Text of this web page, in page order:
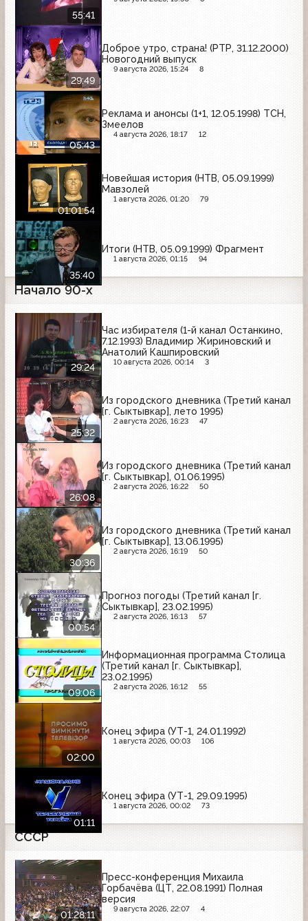
55:41
29:49
Доброе утро, страна! (РТР, 31.12.2000)
Новогодний выпуск
9 августа 2026, 15:24 8
05:43
Реклама и анонсы (1+1, 12.05.1998) ТСН,
Змеелов
4 августа 2026, 18:17 12
01:01:54
Новейшая история (НТВ, 05.09.1999)
Мавзолей
1 августа 2026, 01:20 79
35:40
Итоги (НТВ, 05.09.1999) Фрагмент
1 августа 2026, 01:15 94
Начало 90-х
29:24
Час избирателя (1-й канал Останкино,
7.12.1993) Владимир Жириновский и
Анатолий Кашпировский
10 августа 2026, 00:14 3
25:32
Из городского дневника (Третий канал
[г. Сыктывкар], лето 1995)
2 августа 2026, 16:23 47
26:08
Из городского дневника (Третий канал
[г. Сыктывкар], 01.06.1995)
2 августа 2026, 16:22 50
30:36
Из городского дневника (Третий канал
[г. Сыктывкар], 13.06.1995)
2 августа 2026, 16:19 50
00:54
Прогноз погоды (Третий канал [г.
Сыктывкар], 23.02.1995)
2 августа 2026, 16:13 57
09:06
Информационная программа Столица
(Третий канал [г. Сыктывкар],
23.02.1995)
2 августа 2026, 16:12 55
02:00
Конец эфира (УТ-1, 24.01.1992)
1 августа 2026, 00:03 106
01:11
Конец эфира (УТ-1, 29.09.1995)
1 августа 2026, 00:02 73
СССР
01:28:11
Пресс-конференция Михаила
Горбачёва (ЦТ, 22.08.1991) Полная
версия
9 августа 2026, 22:07 4